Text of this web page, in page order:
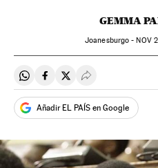
GEMMA
Joanesburgo -NOV
Compartir en Whatsapp
Compartir en Facebook
Compartir en Twitter
Desplegar
Añadir EL PAÍS en Google